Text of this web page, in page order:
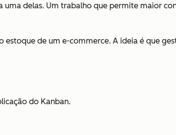
delas. Um trabalho que permite maior
de um e-commerce. A ideia é que
do Kanban.